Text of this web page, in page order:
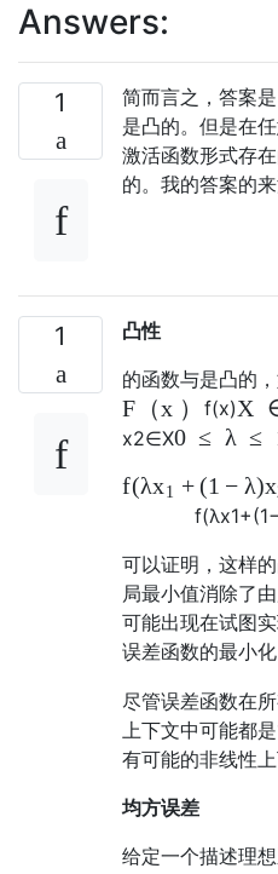
Answers:
1
简而言之，答案
是凸的。但是在
激活函数形式存
的。我的答案的
1
凸性
的函数与是凸的
F （x ） f(x)X
x2∈Χ0 ≤ λ ≤
f(λx1 + (1 − λ)x
f(λx1+(1−
可以证明，这样
局最小值消除了
可能出现在试图
误差函数的最小化
尽管误差函数在
上下文中可能都
有可能的非线性
均方误差
给定一个描述理